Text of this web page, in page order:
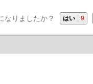
なりましたか？ はい 9